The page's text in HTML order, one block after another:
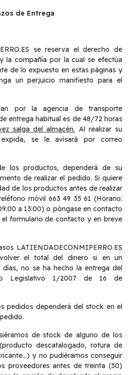
de Entrega
se reserva el derecho de
la compañía por la cual se efectúa
de lo expuesto en estas páginas y
un perjuicio manifiesto para el
por la agencia de transporte
entrega habitual es de 48/72 horas
salga del almacén. Al realizar su
se le avisará por correo
los productos, dependerá de su
de realizar el pedido. Si quiere
de los productos antes de realizar
móvil 663 49 35 61 (Horario:
a 13:00) o póngase en contacto
formulario de contacto y en breve
LATIENDADECONMIPERRO.ES
el total del dinero si en un
no se ha hecho la entrega del
Legislativo 1/2007 de 16 de
pedidos dependerá del stock en el
de stock de alguno de los
descatalogado, rotura de
y no pudiéramos conseguir
proveedores antes de treinta (30)